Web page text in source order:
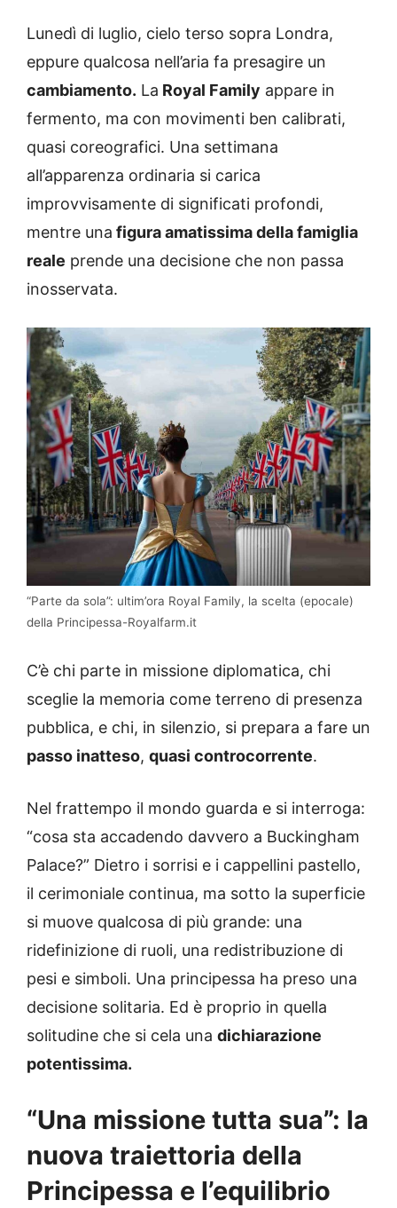
Lunedì di luglio, cielo terso sopra Londra,
eppure qualcosa nell’aria fa presagire un
cambiamento. La Royal Family appare in
fermento, ma con movimenti ben calibrati,
quasi coreografici. Una settimana
all’apparenza ordinaria si carica
improvvisamente di significati profondi,
mentre una figura amatissima della famiglia
reale prende una decisione che non passa
inosservata.
“Parte da sola”: ultim’ora Royal Family, la scelta (epocale)
della Principessa-Royalfarm.it
C’è chi parte in missione diplomatica, chi
sceglie la memoria come terreno di presenza
pubblica, e chi, in silenzio, si prepara a fare un
passo inatteso, quasi controcorrente.
Nel frattempo il mondo guarda e si interroga:
“cosa sta accadendo davvero a Buckingham
Palace?” Dietro i sorrisi e i cappellini pastello,
il cerimoniale continua, ma sotto la superficie
si muove qualcosa di più grande: una
ridefinizione di ruoli, una redistribuzione di
pesi e simboli. Una principessa ha preso una
decisione solitaria. Ed è proprio in quella
solitudine che si cela una dichiarazione
potentissima.
“Una missione tutta sua”: la
nuova traiettoria della
Principessa e l’equilibrio